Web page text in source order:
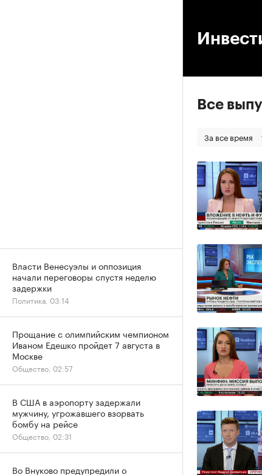
Все
За все время
Власти Венесуэлы и оппозиция
начали переговоры спустя неделю
задержки
Политика, 03:14
Прощание с олимпийским чемпионом
Иваном Едешко пройдет 7 августа в
Москве
Общество, 02:57
В США в аэропорту задержали
мужчину, угрожавшего взорвать
бомбу на рейсе
Общество, 02:31
Во Внуково предупредили о